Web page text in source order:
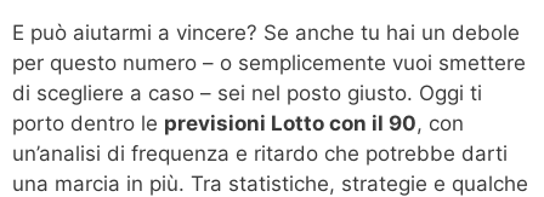
E può aiutarmi a vincere? Se anche tu hai un debole
per questo numero – o semplicemente vuoi smettere
di scegliere a caso – sei nel posto giusto. Oggi ti
porto dentro le previsioni Lotto con il 90, con
un’analisi di frequenza e ritardo che potrebbe darti
una marcia in più. Tra statistiche, strategie e qualche